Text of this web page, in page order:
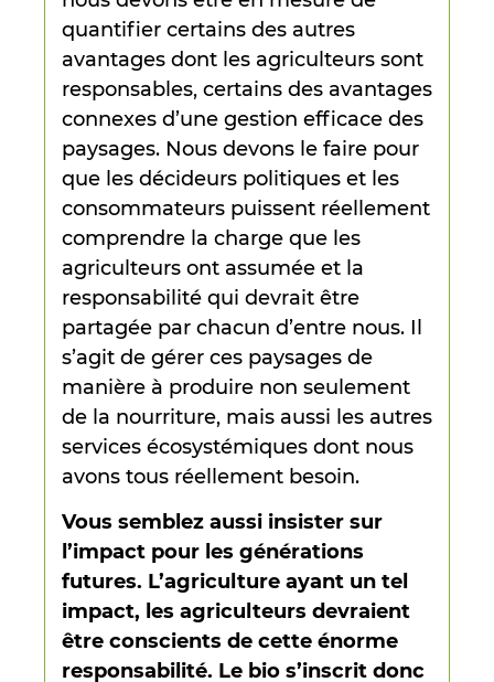
quantifier certains des autres
avantages dont les agriculteurs sont
responsables, certains des avantages
connexes d’une gestion efficace des
paysages. Nous devons le faire pour
que les décideurs politiques et les
consommateurs puissent réellement
comprendre la charge que les
agriculteurs ont assumée et la
responsabilité qui devrait être
partagée par chacun d’entre nous. Il
s’agit de gérer ces paysages de
manière à produire non seulement
de la nourriture, mais aussi les autres
services écosystémiques dont nous
avons tous réellement besoin.
Vous semblez aussi insister sur
l’impact pour les générations
futures. L’agriculture ayant un tel
impact, les agriculteurs devraient
être conscients de cette énorme
responsabilité. Le bio s’inscrit donc